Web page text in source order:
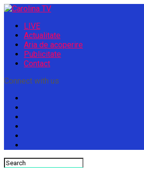
LIVE
Actualitate
Aria de acoperire
Publicitate
Contact
Connect with us